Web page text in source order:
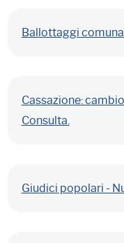
Ballottaggi
Cassazione:
Consulta.
Giudici popolari -